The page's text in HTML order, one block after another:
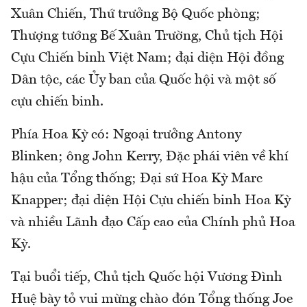
Xuân Chiến, Thứ trưởng Bộ Quốc phòng;
Thượng tướng Bế Xuân Trường, Chủ tịch Hội
Cựu Chiến binh Việt Nam; đại diện Hội đồng
Dân tộc, các Ủy ban của Quốc hội và một số
cựu chiến binh.
Phía Hoa Kỳ có: Ngoại trưởng Antony
Blinken; ông John Kerry, Đặc phái viên về khí
hậu của Tổng thống; Đại sứ Hoa Kỳ Marc
Knapper; đại diện Hội Cựu chiến binh Hoa Kỳ
và nhiều Lãnh đạo Cấp cao của Chính phủ Hoa
Kỳ.
Tại buổi tiếp, Chủ tịch Quốc hội Vương Đình
Huệ bày tỏ vui mừng chào đón Tổng thống Joe